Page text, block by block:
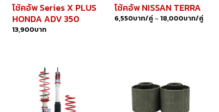
โช้คอัพ Series X PLUS
HONDA ADV 350
13,900บาท
โช้คอัพ NISSAN TERRA
6,550บาท/คู่–18,000บาท/คู่